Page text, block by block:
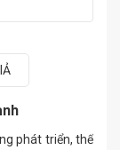
phát triển, thế